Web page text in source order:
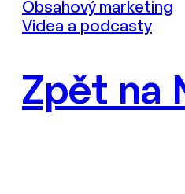
Obsahový marketing
Videa a podcasty
Zpět na